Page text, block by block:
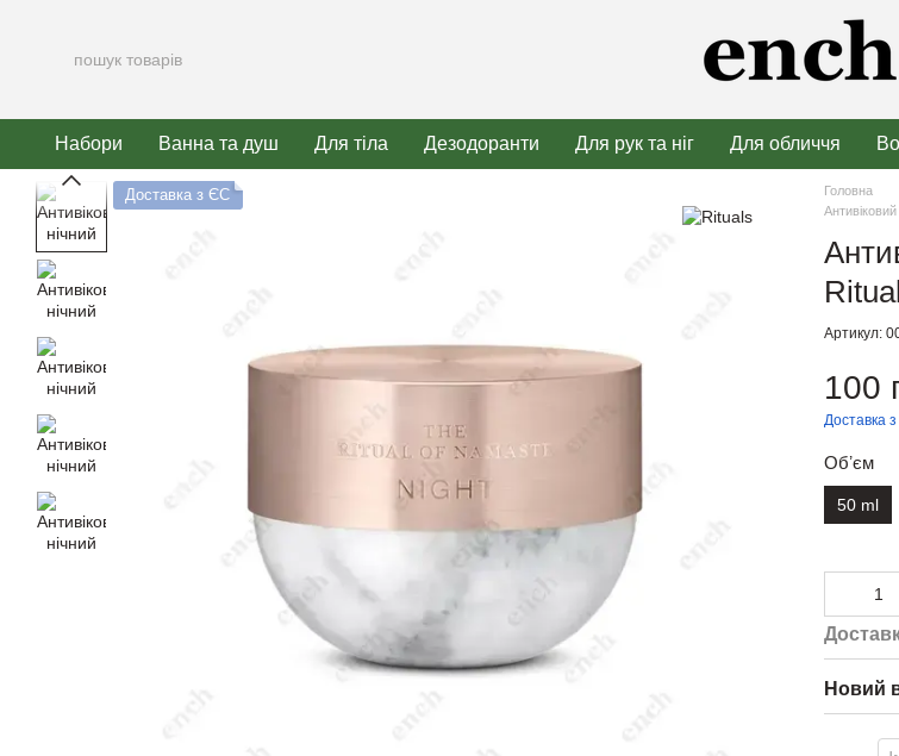
Набори Ванна та душ Для тіла Дезодоранти Для рук та ніг Для обличчя
Доставка з ЄС Головна
Артикул:
100
Доставка
Обʼєм
50 ml
Новий